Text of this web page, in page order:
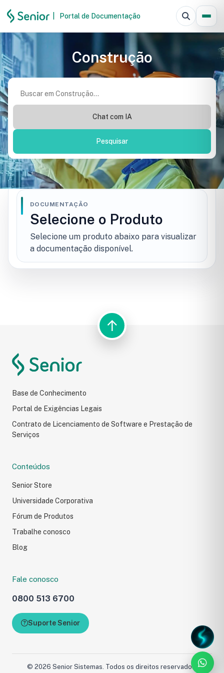
Portal de Documentação
Construção
Chat com IA
Pesquisar
DOCUMENTAÇÃO
Selecione o Produto
Selecione um produto abaixo para visualizar
a documentação disponível.
Resultados da pesquisa↑
Base de Conhecimento
Portal de Exigências Legais
Contrato de Licenciamento de Software e Prestação de
Serviços
Conteúdos
Senior Store
Universidade Corporativa
Fórum de Produtos
Trabalhe conosco
Blog
Fale conosco
0800 513 6700
Suporte Senior
© 2026 Senior Sistemas. Todos os direitos reservados.